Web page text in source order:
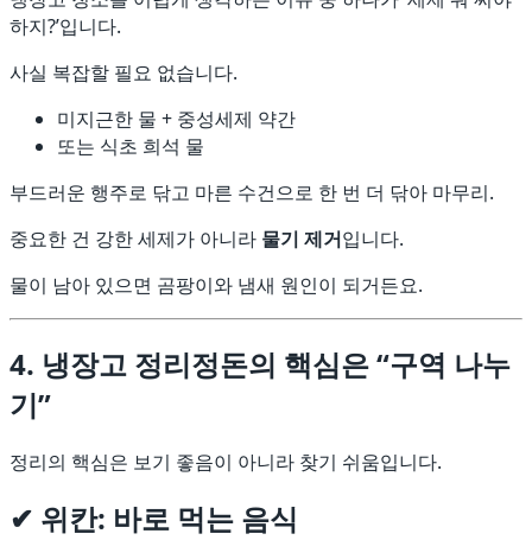
하지?’입니다.
사실 복잡할 필요 없습니다.
미지근한 물 + 중성세제 약간
또는 식초 희석 물
부드러운 행주로 닦고 마른 수건으로 한 번 더 닦아 마무리.
중요한 건 강한 세제가 아니라 물기 제거입니다.
물이 남아 있으면 곰팡이와 냄새 원인이 되거든요.
4. 냉장고 정리정돈의 핵심은 “구역 나누
기”
정리의 핵심은 보기 좋음이 아니라 찾기 쉬움입니다.
✔ 위칸: 바로 먹는 음식